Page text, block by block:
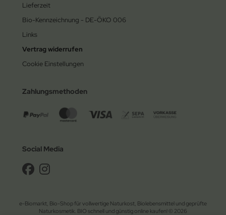
Lieferzeit
Bio-Kennzeichnung - DE-ÖKO 006
Links
Vertrag widerrufen
Cookie Einstellungen
Zahlungsmethoden
Social Media
e-Biomarkt, Bio-Shop für vollwertige Naturkost, Biolebensmittel und geprüfte
Naturkosmetik. BIO schnell und günstig online kaufen! © 2026